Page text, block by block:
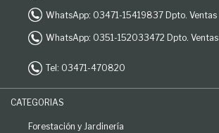
WhatsApp: 03471-15419837 Dpto. Ventas
WhatsApp: 0351-152033472 Dpto. Ventas
Tel: 03471-470820
CATEGORIAS
Forestación y Jardinería